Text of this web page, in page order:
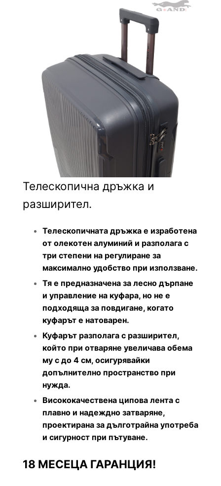
Телескопична дръжка и
разширител.
Телескопичната дръжка е изработена
от олекотен алуминий и разполага с
три степени на регулиране за
максимално удобство при използване.
Тя е предназначена за лесно дърпане
и управление на куфара, но не е
подходяща за повдигане, когато
куфарът е натоварен.
Куфарът разполага с разширител,
който при отваряне увеличава обема
му с до 4 см, осигурявайки
допълнително пространство при
нужда.
Висококачествена ципова лента с
плавно и надеждно затваряне,
проектирана за дълготрайна употреба
и сигурност при пътуване.
18 МЕСЕЦА ГАРАНЦИЯ!